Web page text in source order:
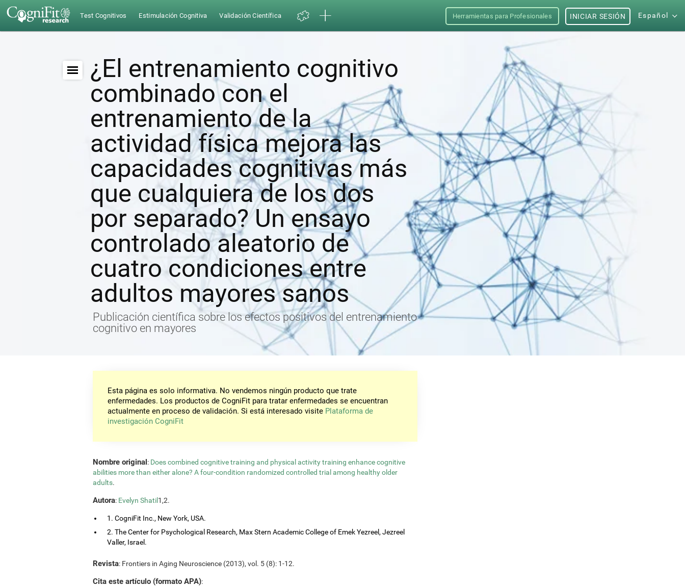
Test Cognitivos Estimulación Cognitiva Validación Científica Herramientas para Profesionales Español
INICIAR SESIÓN
¿El entrenamiento cognitivo
combinado con el
entrenamiento de la
actividad física mejora las
capacidades cognitivas más
que cualquiera de los dos
por separado? Un ensayo
controlado aleatorio de
cuatro condiciones entre
adultos mayores sanos
Publicación científica sobre los efectos positivos del entrenamiento
cognitivo en mayores
Esta página es solo informativa. No vendemos ningún producto que trate
enfermedades. Los productos de CogniFit para tratar enfermedades se encuentran
actualmente en proceso de validación. Si está interesado visite Plataforma de
investigación CogniFit
Nombre original: Does combined cognitive training and physical activity training enhance cognitive
abilities more than either alone? A four-condition randomized controlled trial among healthy older
adults.
Autora: Evelyn Shatil 1,2.
1. CogniFit Inc., New York, USA.
2. The Center for Psychological Research, Max Stern Academic College of Emek Yezreel, Jezreel
Valler, Israel.
Revista: Frontiers in Aging Neuroscience (2013), vol. 5 (8): 1-12.
Cita este artículo (formato APA):